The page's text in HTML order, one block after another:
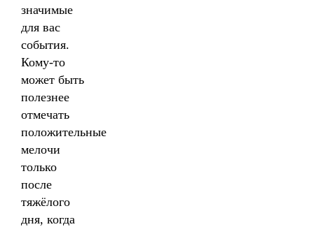
значимые
для вас
события.
Кому-то
может быть
полезнее
отмечать
положительные
мелочи
только
после
тяжёлого
дня, когда